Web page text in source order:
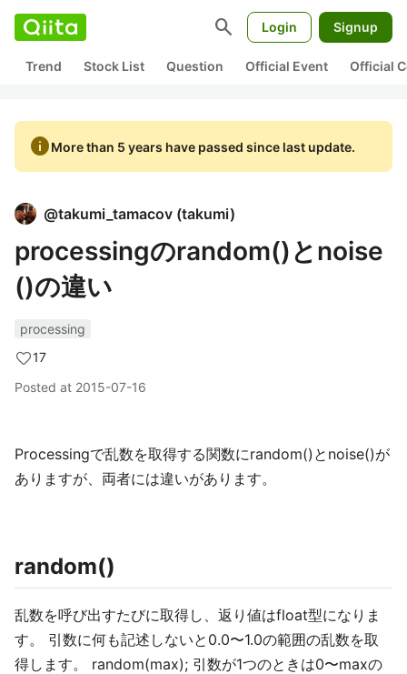
search Login Signup
Trend Stock List Question Official Event Official
infoMore than 5 years have passed since last update.
@takumi_tamacov (takumi)
processingのrandom()とnoise
()の違い
processing
17
Posted at 2015-07-16
Processingで乱数を取得する関数にrandom()とnoise()が
ありますが、両者には違いがあります。
random()
乱数を呼び出すたびに取得し、返り値はfloat型になりま
す。 引数に何も記述しないと0.0〜1.0の範囲の乱数を取
得します。 random(max); 引数が1つのときは0〜maxの